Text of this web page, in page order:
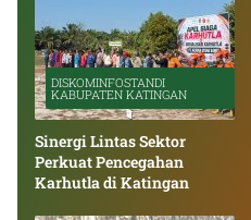
DISKOMINFOSTANDI
KABUPATEN KATINGAN
Sinergi Lintas Sektor
Perkuat Pencegahan
Karhutla di Katingan